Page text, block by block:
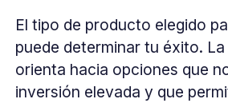
El tipo de producto elegido
puede determinar tu éxito.
orienta hacia opciones que
inversión elevada y que